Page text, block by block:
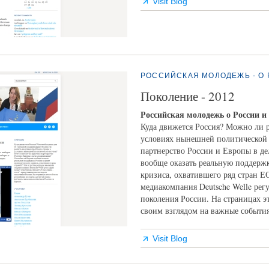
РОССИЙСКАЯ МОЛОДЕЖЬ - О
Поколение - 2012
Российская молодежь о России
Куда движется Россия? Можно
условиях нынешней политической
партнерство России и Европы в
вообще оказать реальную
кризиса, охватившего ряд стран
медиакомпания Deutsche Welle
поколения России. На страницах
своим взглядом на важные
Visit Blog